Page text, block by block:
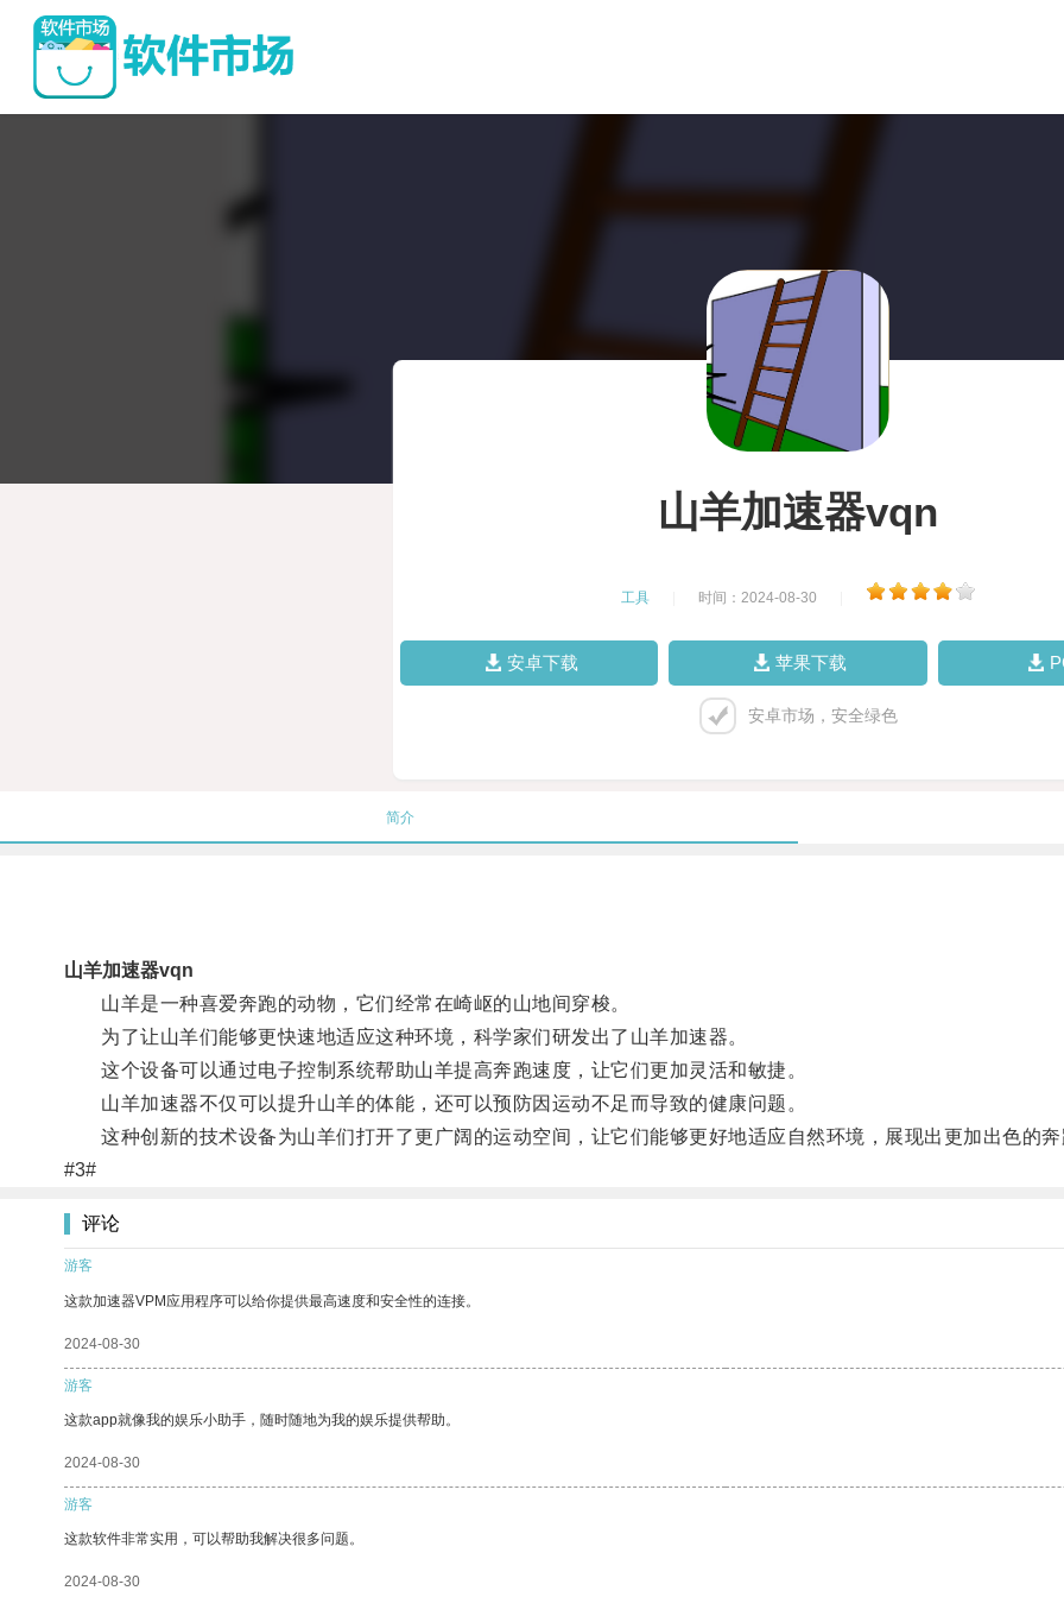
山羊加速器vqn
工具 时间：2024-08-30
安卓下载 苹果下载
安卓市场，安全绿色
简介
山羊加速器vqn
山羊是一种喜爱奔跑的动物，它们经常在崎岖的山地间穿梭。
为了让山羊们能够更快速地适应这种环境，科学家们研发出了山羊加速器。
这个设备可以通过电子控制系统帮助山羊提高奔跑速度，让它们更加灵活和敏捷。
山羊加速器不仅可以提升山羊的体能，还可以预防因运动不足而导致的健康问题。
这种创新的技术设备为山羊们打开了更广阔的运动空间，让它们能够更好地适应自然环境，展现出更加出色的奔
#3#
评论
游客
这款加速器VPM应用程序可以给你提供最高速度和安全性的连接。
2024-08-30
游客
这款app就像我的娱乐小助手，随时随地为我的娱乐提供帮助。
2024-08-30
游客
这款软件非常实用，可以帮助我解决很多问题。
2024-08-30